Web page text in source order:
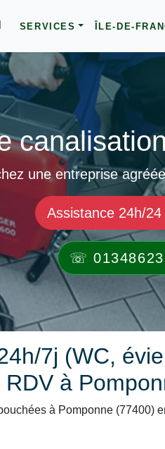
SERVICES ÎLE-DE-
une entreprise
Assistance 24h/
☏
7j (WC,
à
à Pomponne (77400)